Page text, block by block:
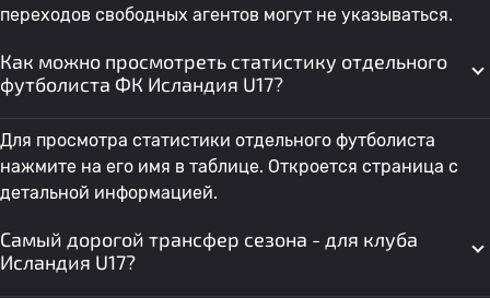
переходов свободных агентов могут не указываться.
Как можно просмотреть статистику отдельного
футболиста ФК Исландия U17?
Для просмотра статистики отдельного футболиста
нажмите на его имя в таблице. Откроется страница с
детальной информацией.
Самый дорогой трансфер сезона - для клуба
Исландия U17?